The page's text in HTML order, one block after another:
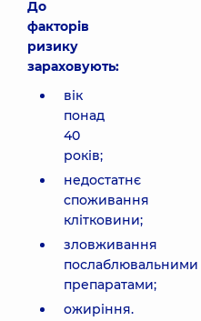
До
факторів
ризику
зараховують:
вік
понад
40
років;
недостатнє
споживання
клітковини;
зловживання
послаблювальними
препаратами;
ожиріння.